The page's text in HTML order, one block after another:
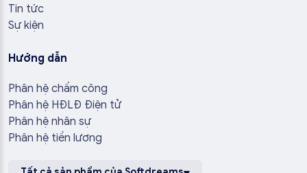
Tin tức
Sự kiện
Hướng dẫn
Phân hệ chấm công
Phân hệ HĐLĐ Điện tử
Phân hệ nhân sự
Phân hệ tiền lương